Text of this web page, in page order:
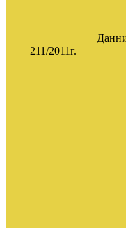
Данните в
211/2011г.